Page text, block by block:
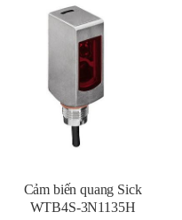
Cảm biến quang Sick
WTB4S-3N1135H